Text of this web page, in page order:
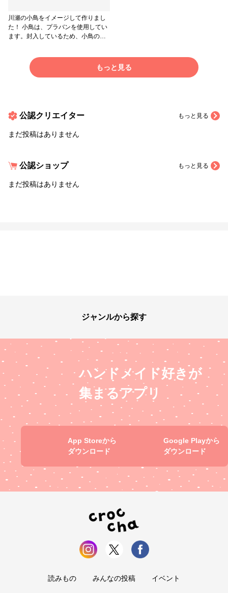
川瀬の小鳥をイメージして作りまし
た！ 小鳥は、プラバンを使用してい
ます。封入しているため、小鳥の着
もっと見る
公認クリエイター もっと見る
まだ投稿はありません
公認ショップ もっと見る
まだ投稿はありません
ジャンルから探す
ハンドメイド好きが
集まるアプリ
App Storeから
ダウンロード
Google Playから
ダウンロード
読みもの みんなの投稿 イベント